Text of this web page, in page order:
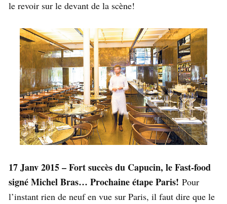
le revoir sur le devant de la scène!
17 Janv 2015 – Fort succès du Capucin, le Fast-food
signé Michel Bras… Prochaine étape Paris! Pour
l’instant rien de neuf en vue sur Paris, il faut dire que le